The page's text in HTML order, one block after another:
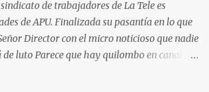
Para entrar en esta galería de grandes
las plataformas...
de trabajadores de La Tele es
de APU. Finalizada su pasantía en lo que
Director con el micro noticioso que nadie
luto Parece que hay quilombo en canal 12: